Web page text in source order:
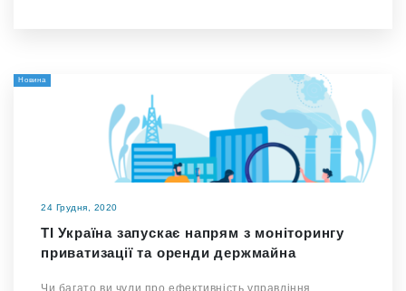
Новина
24 Грудня, 2020
ТІ Україна запускає напрям з моніторингу
приватизації та оренди держмайна
Чи багато ви чули про ефективність управління